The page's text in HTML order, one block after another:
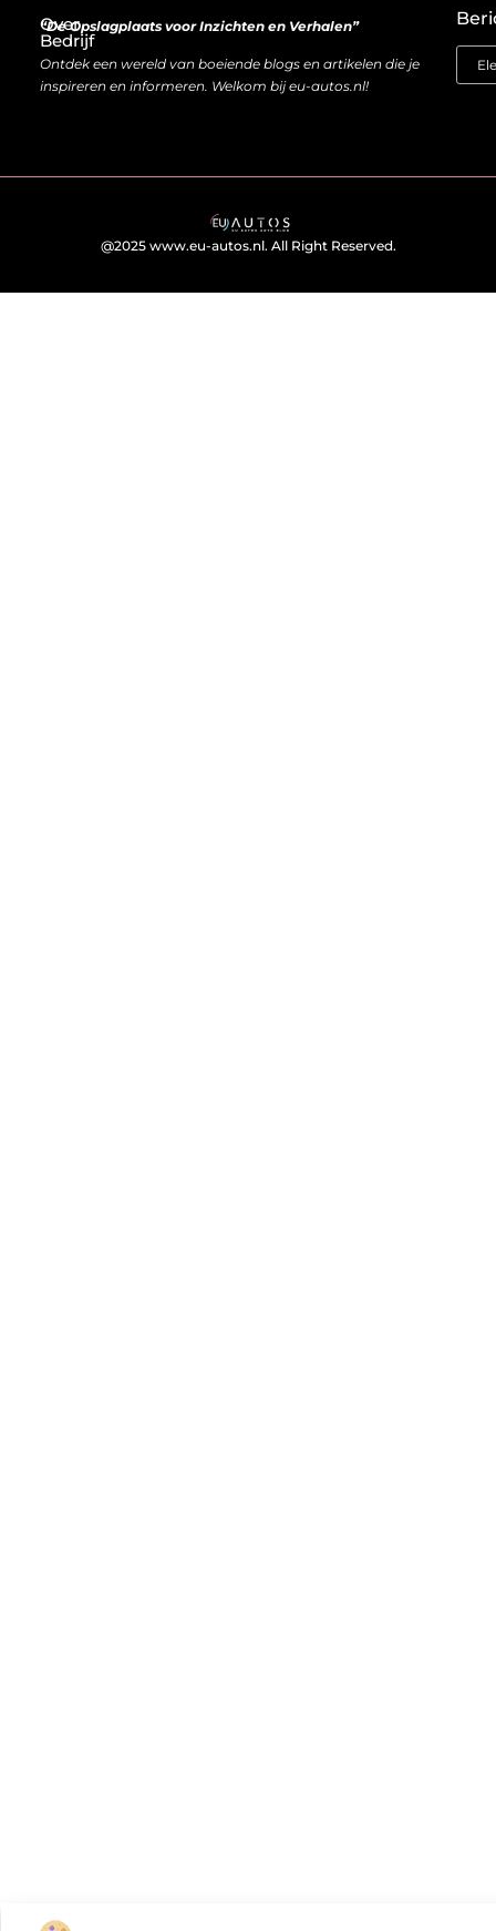
Over
Bedrijf
“De Opslagplaats voor Inzichten en Verhalen”
Ontdek een wereld van boeiende blogs en artikelen die je
inspireren en informeren. Welkom bij eu-autos.nl!
@2025 www.eu-autos.nl. All Right Reserved.